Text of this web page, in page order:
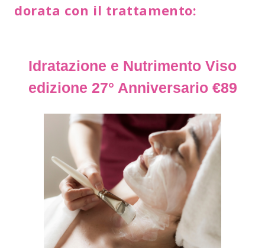
dorata con il trattamento:
Idratazione e Nutrimento Viso
edizione 27° Anniversario €89